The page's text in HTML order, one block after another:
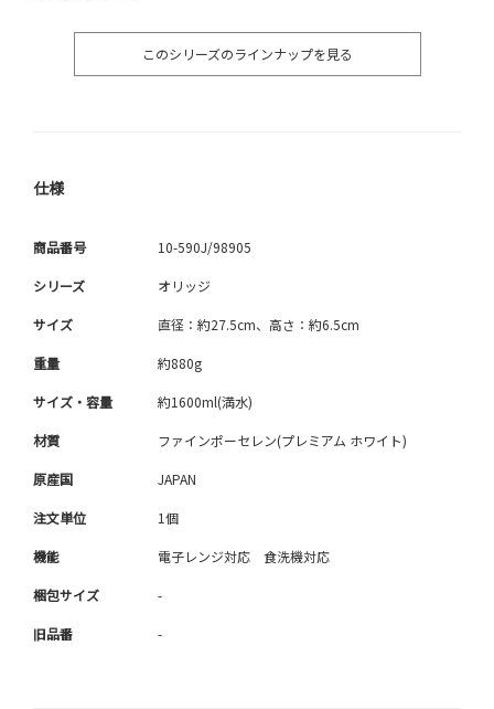
このシリーズのラインナップを見る
仕様
商品番号 10-590J/98905
シリーズ オリッジ
サイズ 直径：約27.5cm、高さ：約6.5cm
重量 約880g
サイズ・容量 約1600ml(満水)
材質 ファインポーセレン(プレミアム ホワイト)
原産国 JAPAN
注文単位 1個
機能 電子レンジ対応 食洗機対応
梱包サイズ -
旧品番 -